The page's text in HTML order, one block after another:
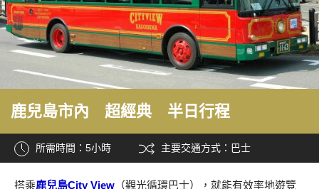
鹿兒島市內 超經典 半日行程
所需時間：5小時 主要交通方式：巴士
搭乘鹿兒島City View （觀光循環巴士），就能有效率地遊覽